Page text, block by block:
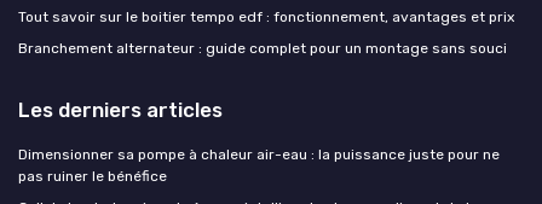
Tout savoir sur le boitier tempo edf : fonctionnement, avantages et prix
Branchement alternateur : guide complet pour un montage sans souci
Les derniers articles
Dimensionner sa pompe à chaleur air-eau : la puissance juste pour ne
pas ruiner le bénéfice